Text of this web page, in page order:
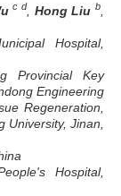
c d Hong Liu b
Hospital,
Provincial Key
Engineering
Regeneration,
University, Jinan,
Hospital,